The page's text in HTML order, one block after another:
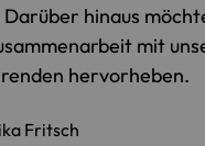
Darüber hinaus
mit
hervorheben.
Fritsch